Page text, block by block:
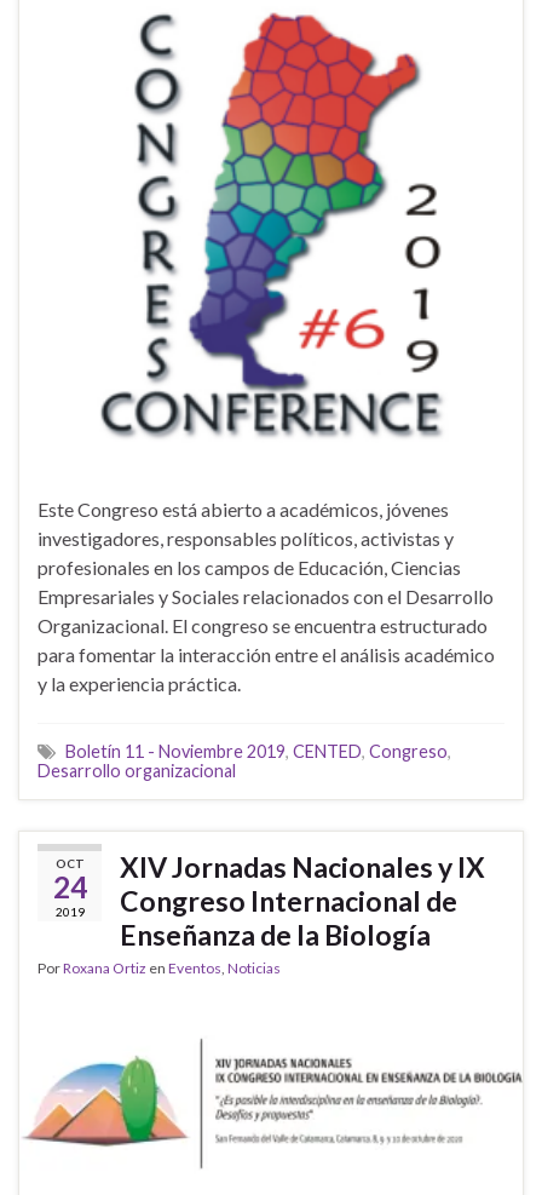
Este Congreso está abierto a académicos, jóvenes
investigadores, responsables políticos, activistas y
profesionales en los campos de Educación, Ciencias
Empresariales y Sociales relacionados con el Desarrollo
Organizacional. El congreso se encuentra estructurado
para fomentar la interacción entre el análisis académico
y la experiencia práctica.
Boletín 11 - Noviembre 2019, CENTED, Congreso,
Desarrollo organizacional
OCT
24
2019
XIV Jornadas Nacionales y IX
Congreso Internacional de
Enseñanza de la Biología
PorRoxana Ortiz en Eventos, Noticias